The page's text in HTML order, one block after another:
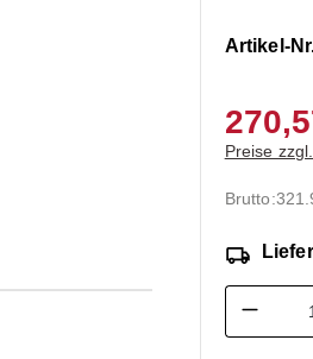
Artikel-
Preise
Brutto: